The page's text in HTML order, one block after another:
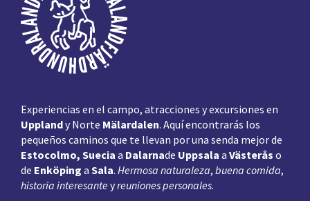
página
Experiencias en el campo, atracciones y excursiones en
Upplandy Norte Mälardalen. Aquí encontrarás los
pequeños caminos que te llevan por una senda mejor de
Estocolmo, Suecia a Dalarnade Uppsala a Västerås o
de Enköping a Sala. Hermosa naturaleza, buena comida,
historia interesante yreuniones personales.